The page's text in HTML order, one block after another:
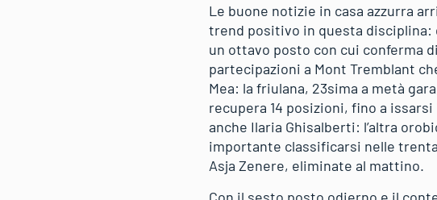
Le buone notizie in casa azzurra
trend positivo in questa disciplina:
un ottavo posto con cui conferma
partecipazioni a Mont Tremblant
Mea: la friulana, 23sima a metà
recupera 14 posizioni, fino a
anche Ilaria Ghisalberti: l’altra
importante classificarsi nelle
Asja Zenere, eliminate al mattino.